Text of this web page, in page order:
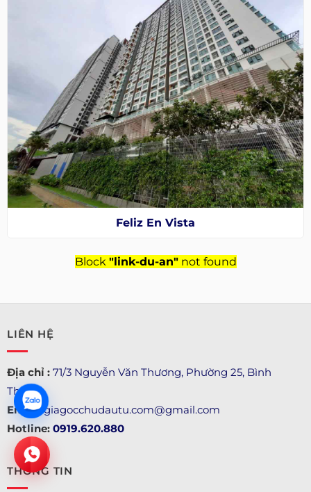
Feliz En Vista
Block "link-du-an"not found
LIÊN HỆ
Địa chỉ : 71/3 Nguyễn Văn Thương, Phường 25, Bình
Thạnh
Email: giagocchudautu.com@gmail.com
Hotline: 0919.620.880
THÔNG TIN